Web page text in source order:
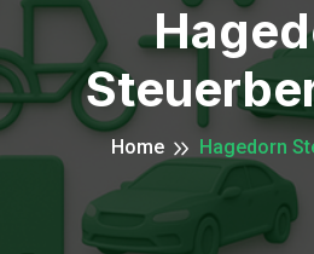
Home Hagedorn